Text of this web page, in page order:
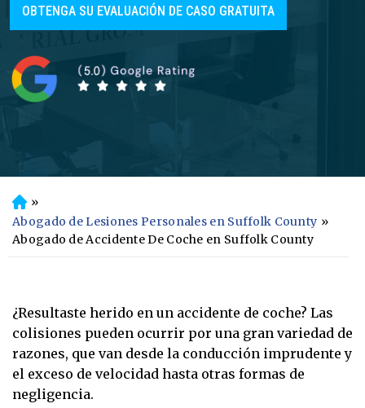
OBTENGA SU EVALUACIÓN DE CASO GRATUITA
In
ici
o
»
Abogado de Lesiones Personales en Suffolk County »
Abogado de Accidente De Coche en Suffolk County
¿Resultaste herido en un accidente de coche? Las
colisiones pueden ocurrir por una gran variedad de
razones, que van desde la conducción imprudente y
el exceso de velocidad hasta otras formas de
negligencia.